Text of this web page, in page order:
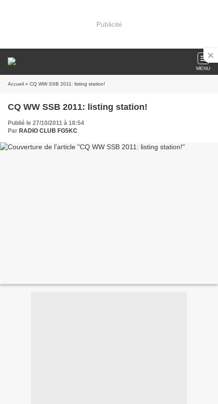
Publicité
MENU
Accueil » CQ WW SSB 2011: listing station!
CQ WW SSB 2011: listing station!
Publié le 27/10/2011 à 18:54
Par RADIO CLUB FG5KC